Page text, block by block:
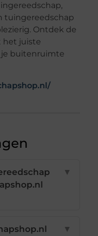
tuingereedschap
Ontdek de
het juiste
je buitenruimte
▼
▼